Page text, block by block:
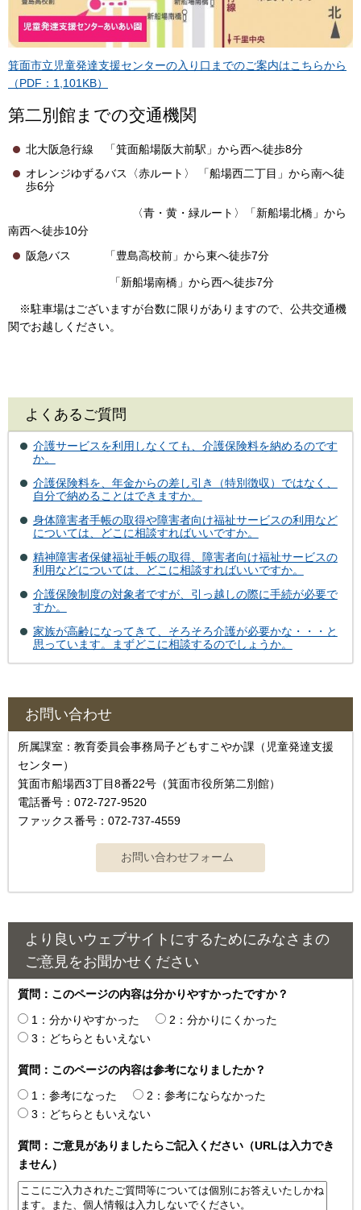
箕面市立児童発達支援センターの入り口までのご案内はこちらから
（PDF：1,101KB）
第二別館までの交通機関
北大阪急行線 「箕面船場阪大前駅」から西へ徒歩8分
オレンジゆずるバス〈赤ルート〉 「船場西二丁目」から南へ徒
歩6分
〈青・黄・緑ルート〉「新船場北橋」から
南西へ徒歩10分
阪急バス 「豊島高校前」から東へ徒歩7分
「新船場南橋」から西へ徒歩7分
※駐車場はございますが台数に限りがありますので、公共交通機
関でお越しください。
よくあるご質問
介護サービスを利用しなくても、介護保険料を納めるのです
か。
介護保険料を、年金からの差し引き（特別徴収）ではなく、
自分で納めることはできますか。
身体障害者手帳の取得や障害者向け福祉サービスの利用など
については、どこに相談すればいいですか。
精神障害者保健福祉手帳の取得、障害者向け福祉サービスの
利用などについては、どこに相談すればいいですか。
介護保険制度の対象者ですが、引っ越しの際に手続が必要で
すか。
家族が高齢になってきて、そろそろ介護が必要かな・・・と
思っています。まずどこに相談するのでしょうか。
お問い合わせ
所属課室：教育委員会事務局子どもすこやか課（児童発達支援
センター）
箕面市船場西3丁目8番22号（箕面市役所第二別館）
電話番号：072-727-9520
ファックス番号：072-737-4559
より良いウェブサイトにするためにみなさまの
ご意見をお聞かせください
質問：このページの内容は分かりやすかったですか？
1：分かりやすかった
2：分かりにくかった
3：どちらともいえない
質問：このページの内容は参考になりましたか？
1：参考になった
2：参考にならなかった
3：どちらともいえない
質問：ご意見がありましたらご記入ください（URLは入力でき
ません）